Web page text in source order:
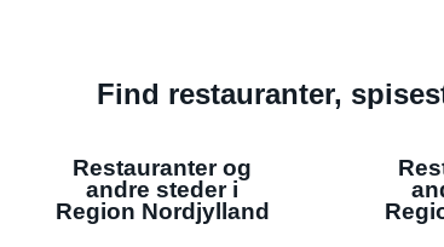
Find restauranter,
Restauranter og
andre steder i
Region Nordjylland